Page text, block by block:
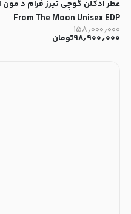
From The Moon Unisex EDP
۱۵۸٫۰۰۰٫۰۰۰
۹۸٫۹۰۰٫۰۰۰تومان